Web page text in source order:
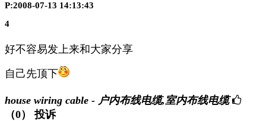
P:2008-07-13 14:13:43
4
好不容易发上来和大家分享
自己先顶下
house wiring cable - 户内布线电缆,室内布线电缆
（0）
投诉